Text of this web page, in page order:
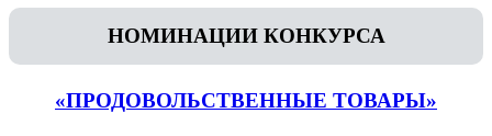
НОМИНАЦИИ КОНКУРСА
«ПРОДОВОЛЬСТВЕННЫЕ ТОВАРЫ»